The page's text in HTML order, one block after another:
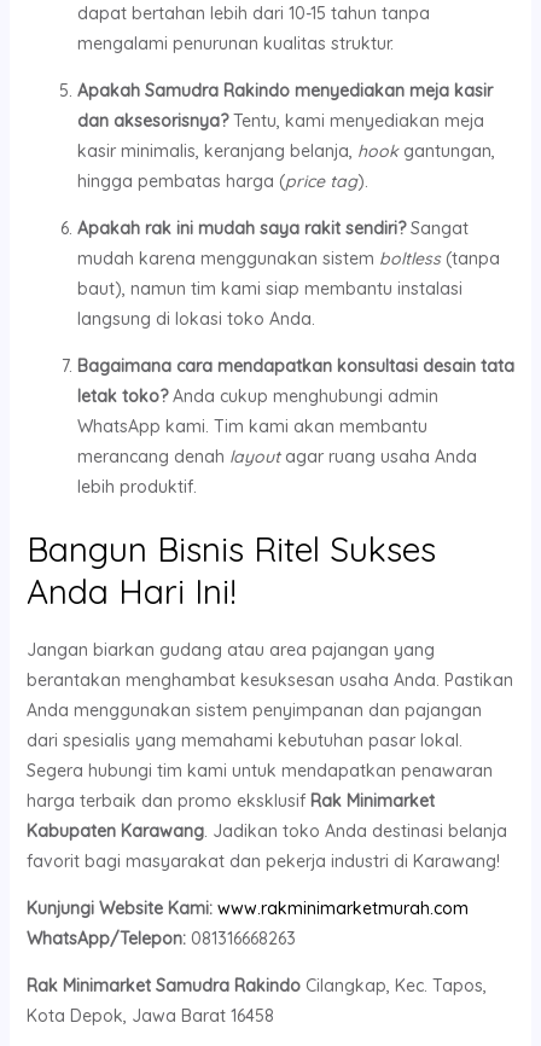
dapat bertahan lebih dari 10-15 tahun tanpa
mengalami penurunan kualitas struktur.
Apakah Samudra Rakindo menyediakan meja kasir
dan aksesorisnya?Tentu, kami menyediakan meja
kasir minimalis, keranjang belanja, hookgantungan,
hingga pembatas harga (price tag).
Apakah rak ini mudah saya rakit sendiri?Sangat
mudah karena menggunakan sistem boltless(tanpa
baut), namun tim kami siap membantu instalasi
langsung di lokasi toko Anda.
Bagaimana cara mendapatkan konsultasi desain tata
letak toko?Anda cukup menghubungi admin
WhatsApp kami. Tim kami akan membantu
merancang denah layoutagar ruang usaha Anda
lebih produktif.
Bangun Bisnis Ritel Sukses
Anda Hari Ini!
Jangan biarkan gudang atau area pajangan yang
berantakan menghambat kesuksesan usaha Anda. Pastikan
Anda menggunakan sistem penyimpanan dan pajangan
dari spesialis yang memahami kebutuhan pasar lokal.
Segera hubungi tim kami untuk mendapatkan penawaran
harga terbaik dan promo eksklusif Rak Minimarket
Kabupaten Karawang. Jadikan toko Anda destinasi belanja
favorit bagi masyarakat dan pekerja industri di Karawang!
Kunjungi Website Kami: www.rakminimarketmurah.com
WhatsApp/Telepon:081316668263
Rak Minimarket Samudra RakindoCilangkap, Kec. Tapos,
Kota Depok, Jawa Barat 16458